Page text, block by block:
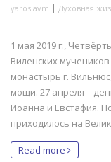
yaroslavm | Духовная
1 мая 2019 г.,
Виленских
монастырь г.
мощи. 27 апреля –
Иоанна и Евстафия.
приходилось на
Read more